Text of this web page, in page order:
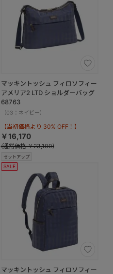
セットアップ
マッキントッシュ フィロソフィー
アメリア2 LTD ショルダーバッグ
68763
（03：ネイビー）
【当初価格より 30% OFF！】
￥16,170
(通常価格 ￥23,100)
SALE
マッキントッシュ フィロソフィー